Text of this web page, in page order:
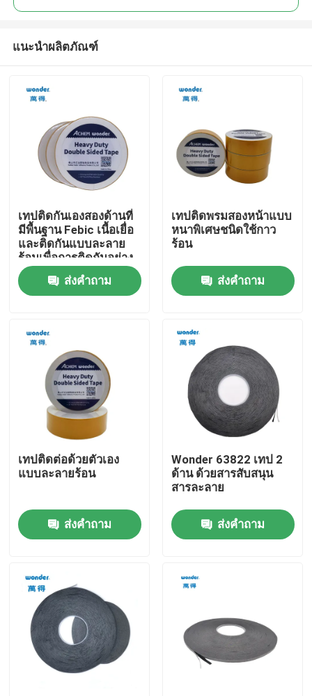
บ้าน
สินค้า
วิดีโอ
รายการ VR
เกี่ยวกับเรา
ทัวร์โรงงาน
ติดต่อเรา
ข่าว
แนะนำผลิตภัณฑ์
เทปติดกันเองสองด้านที่
มีพื้นฐาน Febic เนื้อเยื่อ
และติดกันแบบละลาย
ร้อนเพื่อการติดกันอย่าง
แข็งแรง
ส่งคำถาม
เทปติดพรมสองหน้าแบบ
หนาพิเศษชนิดใช้กาว
ร้อน
ส่งคำถาม
เทปติดต่อด้วยตัวเอง
แบบละลายร้อน
ส่งคำถาม
Wonder 63822 เทป 2
ด้าน ด้วยสารสับสนุน
สารละลาย
ส่งคำถาม